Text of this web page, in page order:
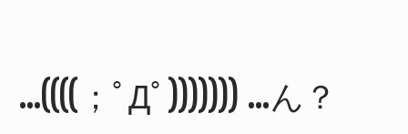
…((((；ﾟДﾟ))))))) …ん？